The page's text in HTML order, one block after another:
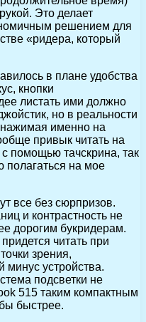
Это делает
решением для
«ридера, который
в плане удобства
кнопки
листать ими должно
но в реальности
именно на
привык читать на
помощью тачскрина, так
полагаться на мое
все без сюрпризов.
и контрастность не
дорогим букридерам.
читать при
зрения,
устройства.
подсветки не
515 таким компактным
быстрее.